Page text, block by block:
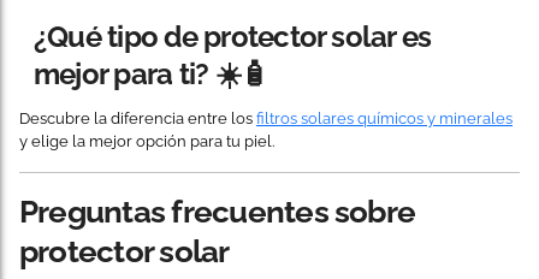
¿Qué tipo de protector solar es
mejor para ti? ☀️🧴
Descubre la diferencia entre los filtros solares químicos y minerales
y elige la mejor opción para tu piel.
Preguntas frecuentes sobre
protector solar